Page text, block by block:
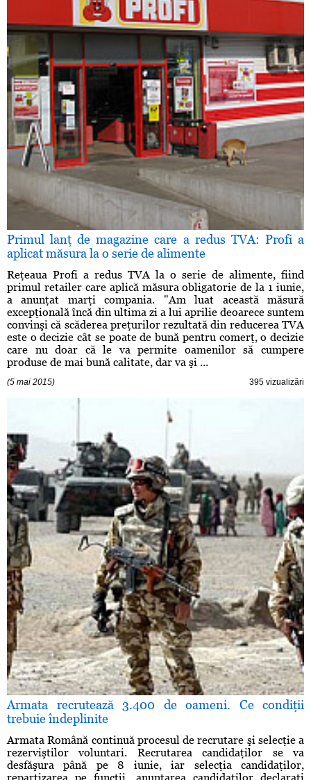
Primul lanţ de magazine care a redus TVA: Profi a
aplicat măsura la o serie de alimente
Reţeaua Profi a redus TVA la o serie de alimente, fiind
primul retailer care aplică măsura obligatorie de la 1 iunie,
a anunţat marţi compania. "Am luat această măsură
excepţională încă din ultima zi a lui aprilie deoarece suntem
convinşi că scăderea preţurilor rezultată din reducerea TVA
este o decizie cât se poate de bună pentru comerţ, o decizie
care nu doar că le va permite oamenilor să cumpere
produse de mai bună calitate, dar va şi ...
(5 mai 2015) 395 vizualizări
Armata recrutează 3.400 de oameni. Ce condiţii
trebuie îndeplinite
Armata Română continuă procesul de recrutare şi selecţie a
rezerviştilor voluntari. Recrutarea candidaţilor se va
desfăşura până pe 8 iunie, iar selecţia candidaţilor,